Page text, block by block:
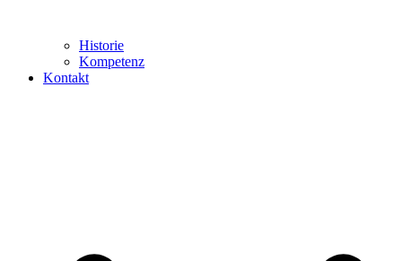
Historie
Kompetenz
Kontakt